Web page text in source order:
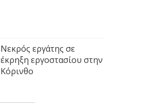
Νεκρός εργάτης σε
έκρηξη εργοστασίου στην
Κόρινθο